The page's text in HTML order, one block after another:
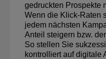
gedruckten Prospekte
Wenn die Klick-Raten
jedem nächsten
Anteil steigern bzw.
So stellen Sie
kontrolliert auf digitale